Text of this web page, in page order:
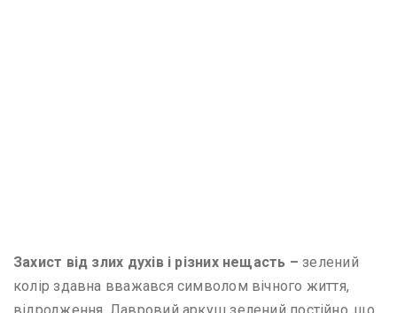
Захист від злих духів і різних нещасть – зелений
колір здавна вважався символом вічного життя,